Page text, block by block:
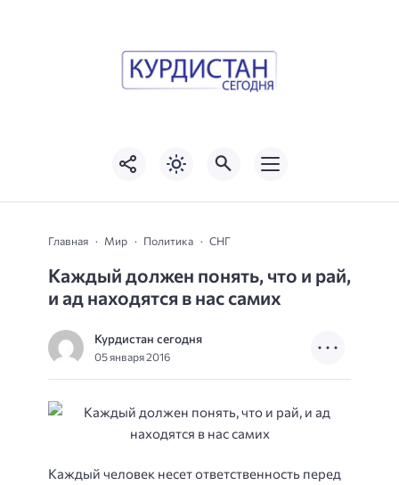
Главная Мир Политика СНГ
Каждый должен понять, что и рай,
и ад находятся в нас самих
Курдистан сегодня
05 января 2016
Каждый человек несет ответственность перед